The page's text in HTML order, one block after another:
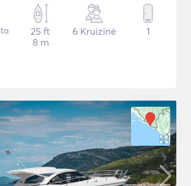
25 ft
8 m
6 Kruizinė 1